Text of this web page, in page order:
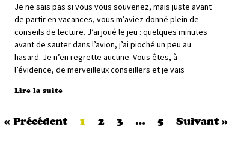
Je ne sais pas si vous vous souvenez, mais juste avant
de partir en vacances, vous m’aviez donné plein de
conseils de lecture. J’ai joué le jeu : quelques minutes
avant de sauter dans l’avion, j’ai pioché un peu au
hasard. Je n’en regrette aucune. Vous êtes, à
l’évidence, de merveilleux conseillers et je vais
Lire la suite
« Précédent 1 2 3 … 5 Suivant »